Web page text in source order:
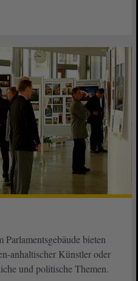
bieten
anhaltischer Künstler oder
und politische Themen.